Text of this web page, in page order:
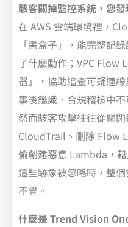
駭客關掉監控系統，您
在 AWS 雲端環境裡，
「黑盒子」，能完整記
了什麼動作；VPC Flow
器」，協助追查可疑連
事後鑑識、合規稽核中
然而駭客攻擊往往從關
CloudTrail、刪除 Flow
偷創建惡意 Lambda，
這些跡象被忽略時，整
不覺。
什麼是 Trend Vision